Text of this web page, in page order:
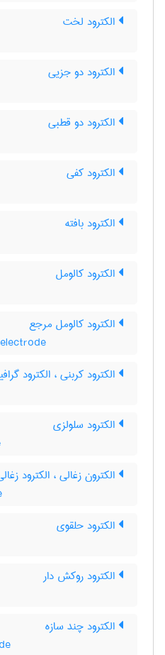
الکترود لخت
الکترود دو جزیی
الکترود دو قطبی
الکترود کفی
الکترود بافته
الکترود کالومل
الکترود کالومل مرجع
الکترود کربنی ، الکترود
الکترود سلولزی
الکترون زغالی ، الکترود
الکترود حلقوی
الکترود روکش دار
الکترود چند سازه